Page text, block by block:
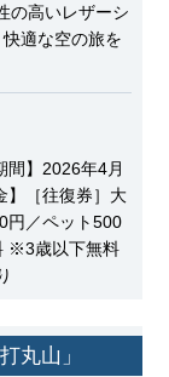
の高いレザーシ
適な空の旅を
間】2026年4月
［往復券］大
円／ペット500
※3歳以下無料
丸山」